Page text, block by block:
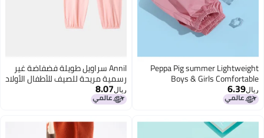
Peppa Pig summer
Boys & Girls
Breathable Casual
Elastic Cuffs Baby
Annil سراويل طويلة فضفاضة غير
رسمية مريحة للصيف للأطفال الأولاد
8.07